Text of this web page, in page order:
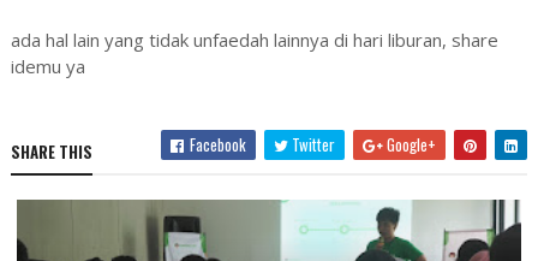
ada hal lain yang tidak unfaedah lainnya di hari liburan, share
idemu ya
SHARE THIS Facebook Twitter Google+